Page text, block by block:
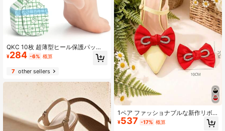
QKC 10枚 超薄型ヒール保護パッ
チ、足の保湿&保湿、乾燥肌のひび割
れ修復
¥284 -6% 概算
7 other sellers
1ペア ファッショナブルな新作リボ
ンデザイン 取り外し可能なシューズ
クリップ装飾アクセサリー ラインス
¥537 -17% 概算